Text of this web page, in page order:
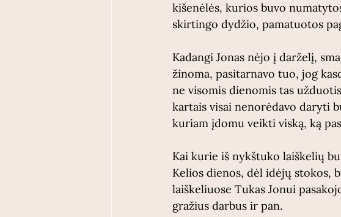
kišenėlės, kurios buvo
skirtingo dydžio, pamatuotos
Kadangi Jonas nėjo į darželį,
žinoma, pasitarnavo tuo, jog
ne visomis dienomis tas
kartais visai nenorėdavo daryti
kuriam įdomu veikti viską, ką
Kai kurie iš nykštuko laiškelių
Kelios dienos, dėl idėjų stokos,
laiškeliuose Tukas Jonui
gražius darbus ir pan.